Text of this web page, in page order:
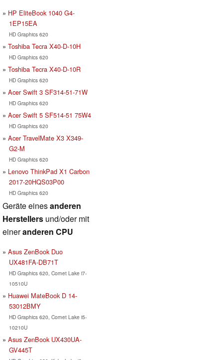
HP EliteBook 1040 G4-
1EP15EA
HD Graphics 620
Toshiba Tecra X40-D-10H
HD Graphics 620
Toshiba Tecra X40-D-10R
HD Graphics 620
Acer Swift 3 SF314-51-71W
HD Graphics 620
Acer Swift 5 SF514-51 75W4
HD Graphics 620
Acer TravelMate X3 X349-
G2-M
HD Graphics 620
Lenovo ThinkPad X1 Carbon
2017-20HQS03P00
HD Graphics 620
Geräte einesanderen
Herstellers und/oder mit
eineranderen CPU
Asus ZenBook Duo
UX481FA-DB71T
HD Graphics 620, Comet Lake i7-
10510U
Huawei MateBook D 14-
53012BMY
HD Graphics 620, Comet Lake i5-
10210U
Asus ZenBook UX430UA-
GV445T